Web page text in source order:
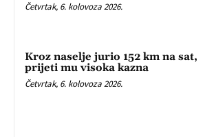
Četvrtak, 6. kolovoza 2026.
Kroz naselje jurio 152 km na sat,
prijeti mu visoka kazna
Četvrtak, 6. kolovoza 2026.